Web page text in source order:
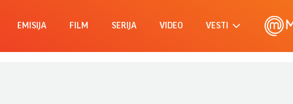
EMISIJA FILM SERIJA VIDEO VESTI